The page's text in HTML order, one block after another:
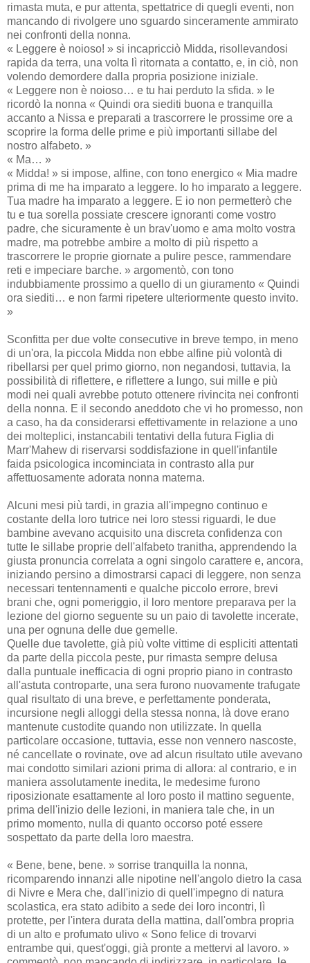
rimasta muta, e pur attenta, spettatrice di quegli eventi, non
mancando di rivolgere uno sguardo sinceramente ammirato
nei confronti della nonna.
« Leggere è noioso! » si incapricciò Midda, risollevandosi
rapida da terra, una volta lì ritornata a contatto, e, in ciò, non
volendo demordere dalla propria posizione iniziale.
« Leggere non è noioso… e tu hai perduto la sfida. » le
ricordò la nonna « Quindi ora siediti buona e tranquilla
accanto a Nissa e preparati a trascorrere le prossime ore a
scoprire la forma delle prime e più importanti sillabe del
nostro alfabeto. »
« Ma… »
« Midda! » si impose, alfine, con tono energico « Mia madre
prima di me ha imparato a leggere. Io ho imparato a leggere.
Tua madre ha imparato a leggere. E io non permetterò che
tu e tua sorella possiate crescere ignoranti come vostro
padre, che sicuramente è un brav'uomo e ama molto vostra
madre, ma potrebbe ambire a molto di più rispetto a
trascorrere le proprie giornate a pulire pesce, rammendare
reti e impeciare barche. » argomentò, con tono
indubbiamente prossimo a quello di un giuramento « Quindi
ora siediti… e non farmi ripetere ulteriormente questo invito.
»
Sconfitta per due volte consecutive in breve tempo, in meno
di un'ora, la piccola Midda non ebbe alfine più volontà di
ribellarsi per quel primo giorno, non negandosi, tuttavia, la
possibilità di riflettere, e riflettere a lungo, sui mille e più
modi nei quali avrebbe potuto ottenere rivincita nei confronti
della nonna. E il secondo aneddoto che vi ho promesso, non
a caso, ha da considerarsi effettivamente in relazione a uno
dei molteplici, instancabili tentativi della futura Figlia di
Marr'Mahew di riservarsi soddisfazione in quell'infantile
faida psicologica incominciata in contrasto alla pur
affettuosamente adorata nonna materna.
Alcuni mesi più tardi, in grazia all'impegno continuo e
costante della loro tutrice nei loro stessi riguardi, le due
bambine avevano acquisito una discreta confidenza con
tutte le sillabe proprie dell'alfabeto tranitha, apprendendo la
giusta pronuncia correlata a ogni singolo carattere e, ancora,
iniziando persino a dimostrarsi capaci di leggere, non senza
necessari tentennamenti e qualche piccolo errore, brevi
brani che, ogni pomeriggio, il loro mentore preparava per la
lezione del giorno seguente su un paio di tavolette incerate,
una per ognuna delle due gemelle.
Quelle due tavolette, già più volte vittime di espliciti attentati
da parte della piccola peste, pur rimasta sempre delusa
dalla puntuale inefficacia di ogni proprio piano in contrasto
all'astuta controparte, una sera furono nuovamente trafugate
qual risultato di una breve, e perfettamente ponderata,
incursione negli alloggi della stessa nonna, là dove erano
mantenute custodite quando non utilizzate. In quella
particolare occasione, tuttavia, esse non vennero nascoste,
né cancellate o rovinate, ove ad alcun risultato utile avevano
mai condotto similari azioni prima di allora: al contrario, e in
maniera assolutamente inedita, le medesime furono
riposizionate esattamente al loro posto il mattino seguente,
prima dell'inizio delle lezioni, in maniera tale che, in un
primo momento, nulla di quanto occorso poté essere
sospettato da parte della loro maestra.
« Bene, bene, bene. » sorrise tranquilla la nonna,
ricomparendo innanzi alle nipotine nell'angolo dietro la casa
di Nivre e Mera che, dall'inizio di quell'impegno di natura
scolastica, era stato adibito a sede dei loro incontri, lì
protette, per l'intera durata della mattina, dall'ombra propria
di un alto e profumato ulivo « Sono felice di trovarvi
entrambe qui, quest'oggi, già pronte a mettervi al lavoro. »